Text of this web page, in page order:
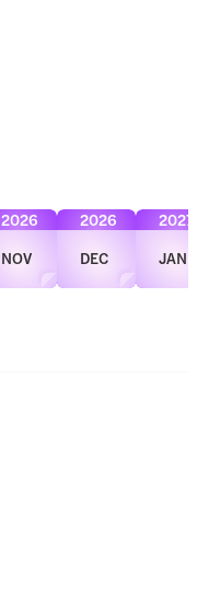
NOV
2026
DEC
2026
JAN
2027